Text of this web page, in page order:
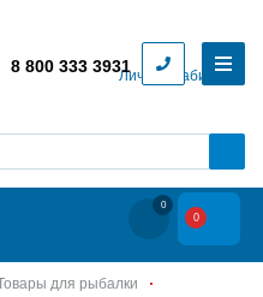
Личный кабинет
8 800 333 3931
0
0
для рыбалки